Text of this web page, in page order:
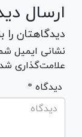
ارسال
دیدگاهتان را
نشانی ایمیل
علامت‌گذاری
* دیدگاه